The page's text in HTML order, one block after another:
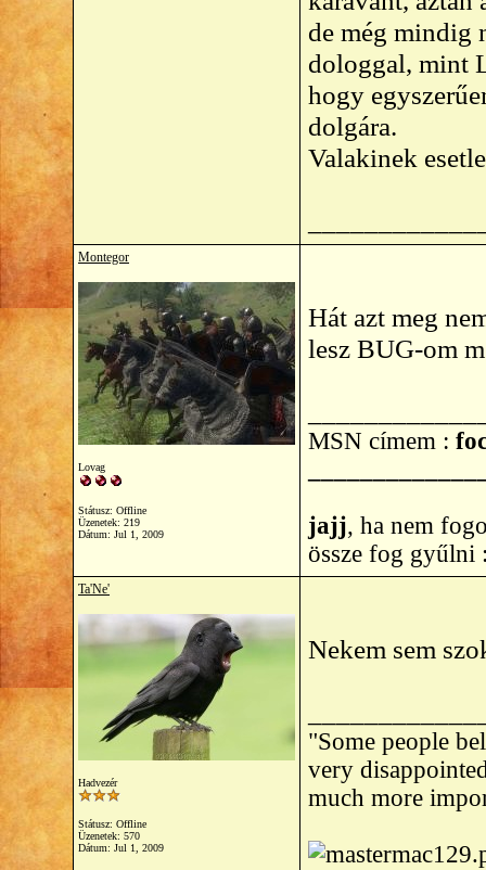
de még mindig
dologgal, mint
hogy
dolgára.
Valakinek
Montegor
Lovag
Státusz: Offline
Üzenetek: 219
Dátum: Jul 1, 2009
Hát azt meg
lesz BUG-om
MSN címem :
jajj, ha nem
össze fog gyűlni
Ta'Ne'
Hadvezér
Státusz: Offline
Üzenetek: 570
Dátum: Jul 1, 2009
Nekem sem
"Some people
very
much more